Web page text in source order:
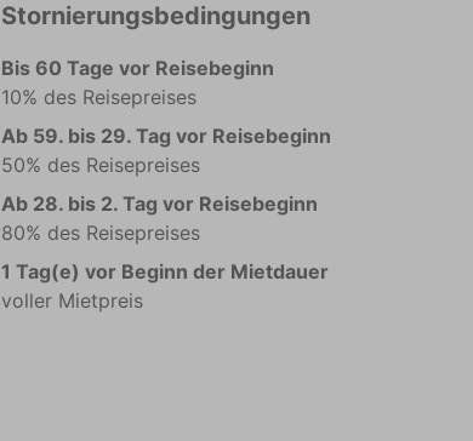
Stornierungsbedingungen
Bis 60 Tage vor Reisebeginn
10% des Reisepreises
Ab 59. bis 29. Tag vor Reisebeginn
50% des Reisepreises
Ab 28. bis 2. Tag vor Reisebeginn
80% des Reisepreises
1 Tag(e) vor Beginn der Mietdauer
voller Mietpreis